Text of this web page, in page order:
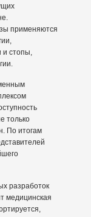
применяются
и стопы,
только
По итогам
разработок
медицинская